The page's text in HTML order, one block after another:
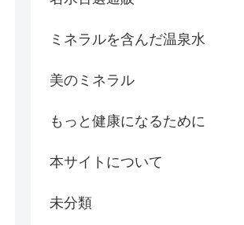
ミネラルを含んだ温泉水
美のミネラル
もっと健康になるために
本サイトについて
未分類